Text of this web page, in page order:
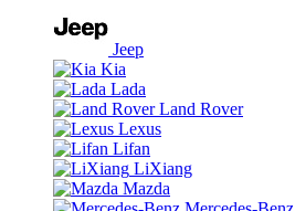
Jeep
Kia
Lada
Land Rover
Lexus
Lifan
LiXiang
Mazda